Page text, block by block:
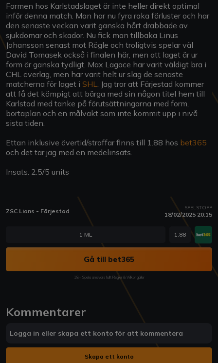
Formen hos Karlstadslaget är inte heller direkt optimal
inför denna match. Man har nu fyra raka förluster och har
den senaste veckan varit ganska hårt drabbade av
sjukdomar och skador. Nu fick man tillbaka Linus
Johansson senast mot Rögle och troligtvis spelar väl
David Tomasek också i finalen här, men att laget är ur
form är ganska tydligt. Max Lagace har varit väldigt bra i
CHL överlag, men har varit helt ur slag de senaste
matcherna för laget i SHL
. Jag tror att Färjestad kommer
att få det kämpigt att bärga med sin någon titel hem till
Karlstad med tanke på förutsättningarna med form,
bortaplan och en målvakt som inte kommit upp i nivå
sista tiden.
Ettan inklusive övertid/straffar finns till 1.88 hos bet365
och det tar jag med en medelinsats.
Insats: 2.5/5 units
ZSC Lions - Färjestad SPELSTOPP
18/02/2025 20:15
1 ML 1.88
Gå till bet365
18+ Spela ansvarsfullt Regler & Villkor gäller
Kommentarer
Logga in eller skapa ett konto för att kommentera
Skapa ett konto